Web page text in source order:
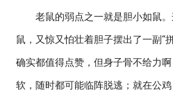
老鼠的弱点之一就是胆小如鼠
鼠，又惊又怕壮着胆子摆出了一副“
确实都值得点赞，但身子骨不给力
软，随时都可能临阵脱逃；就在公